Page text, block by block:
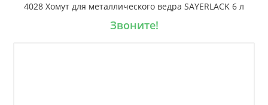
4028 Хомут для металлического ведра SAYERLACK 6 л
Звоните!